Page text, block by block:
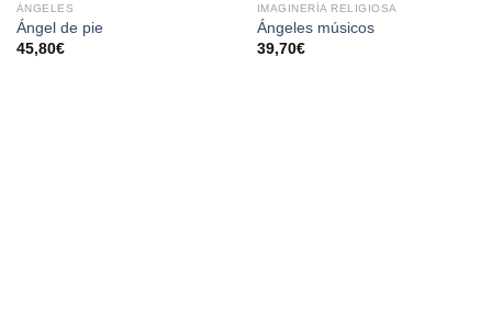
ÁNGELES
Ángel de pie
45,80€
IMAGINERÍA RELIGIOSA
Ángeles músicos
39,70€